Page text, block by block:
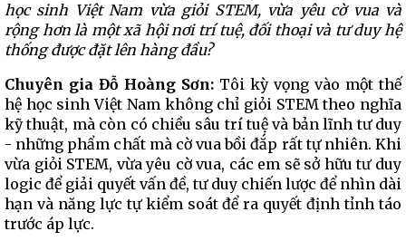
học sinh Việt Nam vừa giỏi STEM, vừa yêu cờ vua và
rộng hơn là một xã hội nơi trí tuệ, đối thoại và tư duy hệ
thống được đặt lên hàng đầu?
Chuyên gia Đỗ Hoàng Sơn: Tôi kỳ vọng vào một thế
hệ học sinh Việt Nam không chỉ giỏi STEM theo nghĩa
kỹ thuật, mà còn có chiều sâu trí tuệ và bản lĩnh tư duy
- những phẩm chất mà cờ vua bồi đắp rất tự nhiên. Khi
vừa giỏi STEM, vừa yêu cờ vua, các em sẽ sở hữu tư duy
logic để giải quyết vấn đề, tư duy chiến lược để nhìn dài
hạn và năng lực tự kiểm soát để ra quyết định tỉnh táo
trước áp lực.